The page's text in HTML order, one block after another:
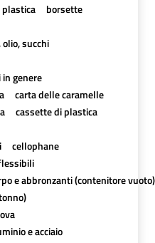
plastica
borsette
succhi
genere
carta delle caramelle
cassette di plastica
cellophane
e abbronzanti (contenitore vuoto)
e acciaio